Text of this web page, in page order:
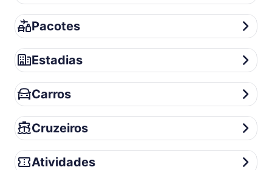
Pacotes
Pacotes
Estadias
Estadias
Carros
Carros
Cruzeiros
Cruzeiros
Atividades
Atividades